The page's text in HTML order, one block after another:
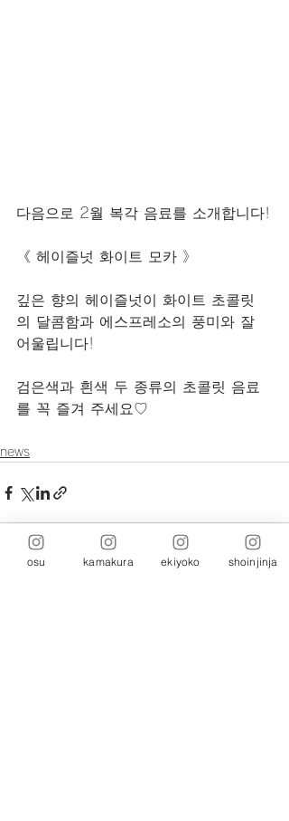
다음으로 2월 복각 음료를 소개합니다!
《 헤이즐넛 화이트 모카 》
깊은 향의 헤이즐넛이 화이트 초콜릿
의 달콤함과 에스프레소의 풍미와 잘
어울립니다!
검은색과 흰색 두 종류의 초콜릿 음료
를 꼭 즐겨 주세요♡
news
osu kamakura ekiyoko shoinjinja